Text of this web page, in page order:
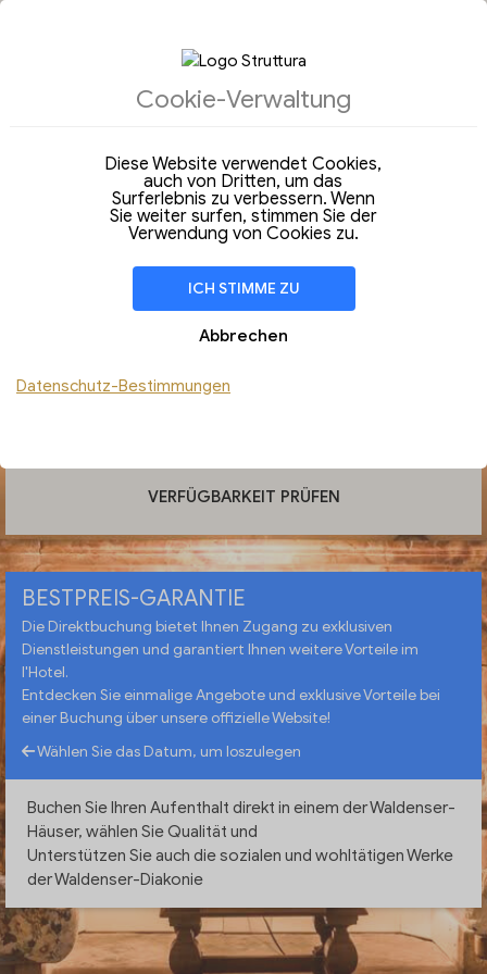
Samstag
Aug 2026
Abfahrt
09Sonntag
Aug 2026
Hinzufügen Zimmer
VERFÜGBARKEIT PRÜFEN
BESTPREIS-GARANTIE
Die Direktbuchung bietet Ihnen Zugang zu exklusiven
Dienstleistungen und garantiert Ihnen weitere Vorteile im
l'Hotel.
Entdecken Sie einmalige Angebote und exklusive Vorteile bei
einer Buchung über unsere offizielle Website!
Wählen Sie das Datum, um loszulegen
Buchen Sie Ihren Aufenthalt direkt in einem der Waldenser-
Häuser, wählen Sie Qualität und
Unterstützen Sie auch die sozialen und wohltätigen Werke
der Waldenser-Diakonie
Cookie-Verwaltung
Diese Website verwendet Cookies,
auch von Dritten, um das
Surferlebnis zu verbessern. Wenn
Sie weiter surfen, stimmen Sie der
Verwendung von Cookies zu.
ICH STIMME ZU
Abbrechen
Datenschutz-Bestimmungen